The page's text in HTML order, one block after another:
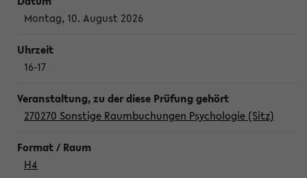
Montag, 10. August 2026
16-17
270270 Sonstige Raumbuchungen Psychologie (Sitz)
H4